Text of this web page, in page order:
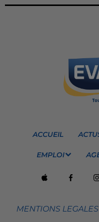
ACCUEIL
EMPLOI
MENTIONS LEGALES